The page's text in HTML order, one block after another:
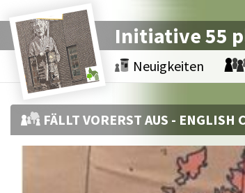
Initiative 55
Neuigkeiten
FÄLLT VORERST AUS -